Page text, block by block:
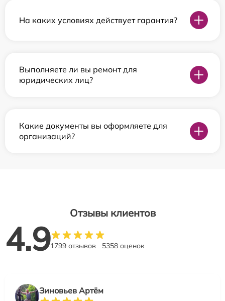
На каких условиях действует гарантия?
Выполняете ли вы ремонт для
юридических лиц?
Какие документы вы оформляете для
организаций?
Отзывы клиентов
4.91799 отзывов 5358 оценок
Зиновьев Артём